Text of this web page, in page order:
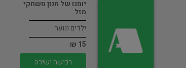
יומנו של חנון משחקי
מזל
ילדים ונוער
15 ₪
רכישה ישירה